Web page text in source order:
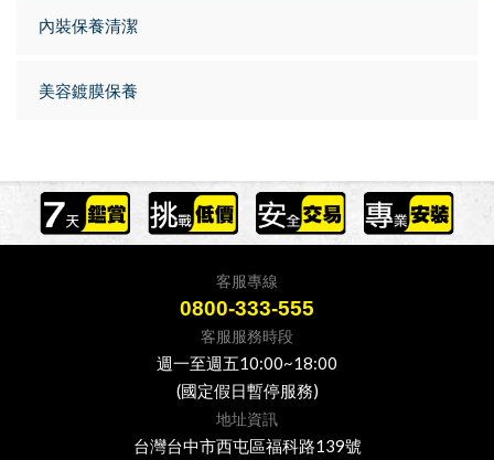
內裝保養清潔
美容鍍膜保養
客服專線
0800-333-555
客服服務時段
週一至週五10:00~18:00
(國定假日暫停服務)
地址資訊
台灣台中市西屯區福科路139號